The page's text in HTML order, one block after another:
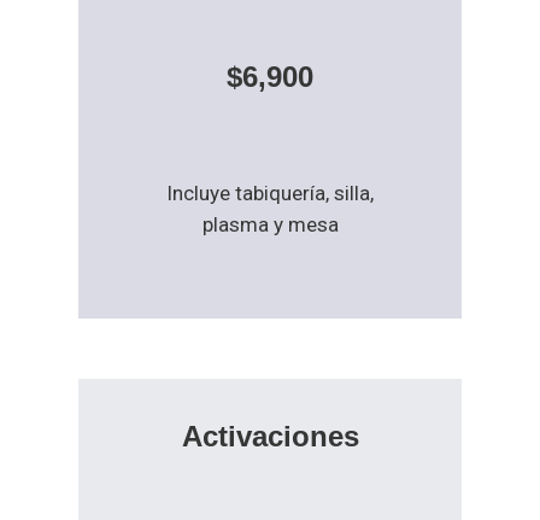
$6,900
Incluye tabiquería, silla,
plasma y mesa
Activaciones